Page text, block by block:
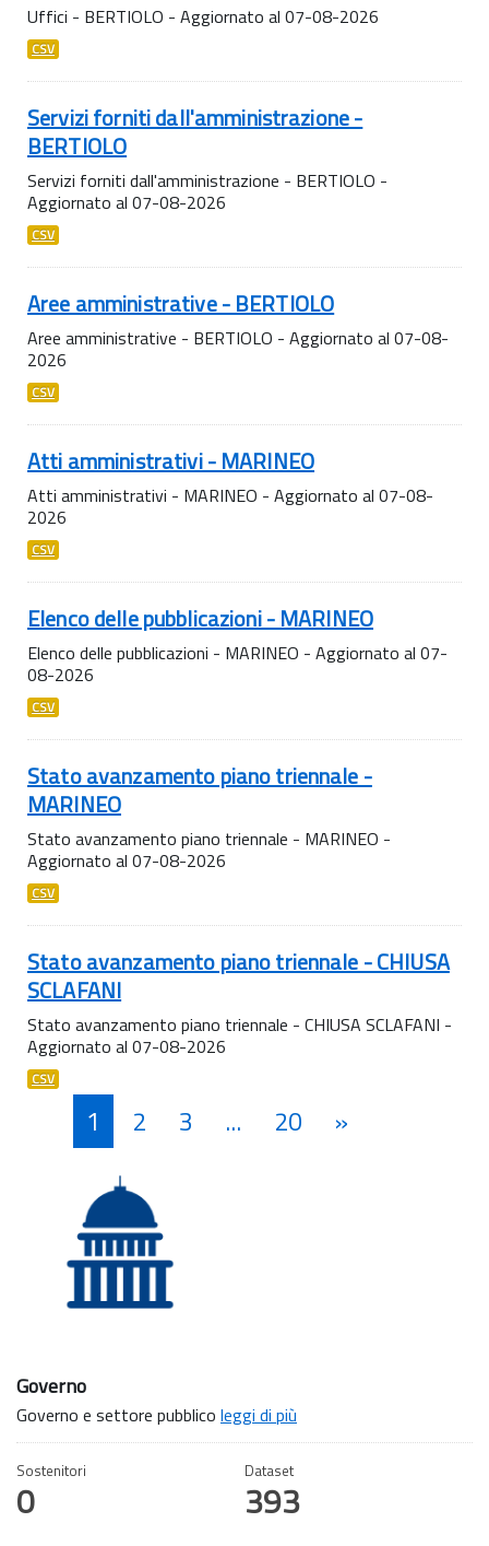
Uffici - BERTIOLO - Aggiornato al 07-08-2026
CSV
Servizi forniti dall'amministrazione -
BERTIOLO
Servizi forniti dall'amministrazione - BERTIOLO -
Aggiornato al 07-08-2026
CSV
Aree amministrative - BERTIOLO
Aree amministrative - BERTIOLO - Aggiornato al 07-08-
2026
CSV
Atti amministrativi - MARINEO
Atti amministrativi - MARINEO - Aggiornato al 07-08-
2026
CSV
Elenco delle pubblicazioni - MARINEO
Elenco delle pubblicazioni - MARINEO - Aggiornato al 07-
08-2026
CSV
Stato avanzamento piano triennale -
MARINEO
Stato avanzamento piano triennale - MARINEO -
Aggiornato al 07-08-2026
CSV
Stato avanzamento piano triennale - CHIUSA
SCLAFANI
Stato avanzamento piano triennale - CHIUSA SCLAFANI -
Aggiornato al 07-08-2026
CSV
1 2 3 ... 20 »
Governo
Governo e settore pubblico leggi di più
Sostenitori
0
Dataset
393